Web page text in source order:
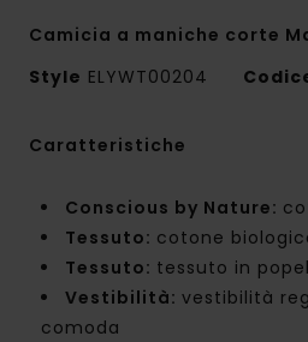
Camicia a maniche corte
Style ELYWT00204
Caratteristiche
Conscious by Nature:
Tessuto: cotone
Tessuto: tessuto in
Vestibilità: vestibilità
comoda